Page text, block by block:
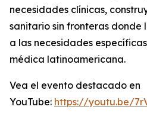
necesidades clínicas,
sanitario sin fronteras donde
a las necesidades
médica latinoamericana.
Vea el evento destacado en
YouTube: https://youtu.be/